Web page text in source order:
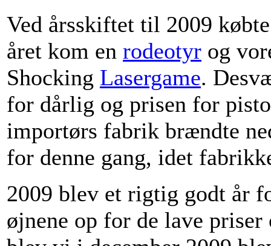
Ved årsskiftet til 2009
året kom en rodeotyr og
Shocking Lasergame.
for dårlig og prisen for
importørs fabrik brændte
for denne gang, idet
2009 blev et rigtig godt år
øjnene op for de lave